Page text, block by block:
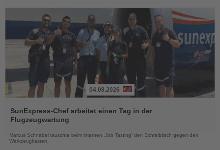
Sie
die
Nachrichten
04.08.2026
SunExpress-Chef arbeitet einen Tag in der
Flugzeugwartung
Marcus Schnabel tauschte beim internen „Job Tasting“ den Schreibtisch gegen den
Werkzeugkasten